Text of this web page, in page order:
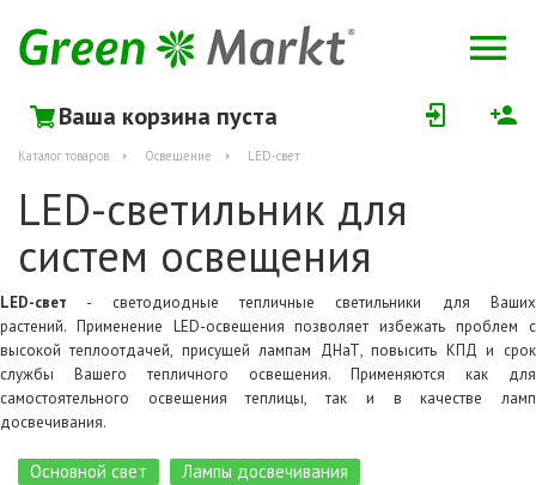
Ваша корзина пуста
Каталог товаров Освещение LED-свет
LED-светильник для
систем освещения
LED-свет - светодиодные тепличные светильники для Ваших
растений. Применение LED-освещения позволяет избежать проблем с
высокой теплоотдачей, присущей лампам ДНаТ, повысить КПД и срок
службы Вашего тепличного освещения. Применяются как для
самостоятельного освещения теплицы, так и в качестве ламп
досвечивания.
Основной свет Лампы досвечивания